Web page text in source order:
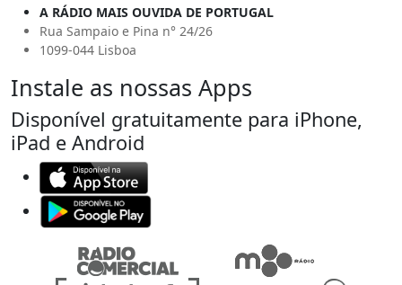
A RÁDIO MAIS OUVIDA DE PORTUGAL
Rua Sampaio e Pina n° 24/26
1099-044 Lisboa
Instale as nossas Apps
Disponível gratuitamente para iPhone,
iPad e Android